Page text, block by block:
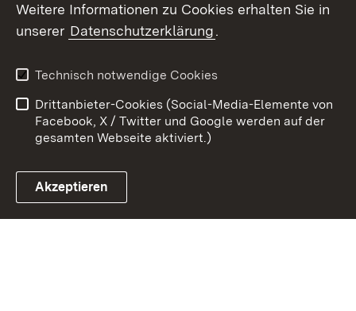
Link zum Landesportal
Kontakt
Datenschutz
Barrierefreiheit
Impressum Cookies
Weitere Informationen zu Cookies erhalten Sie in
unserer Datenschutzerklärung.
Technisch notwendige Cookies
Drittanbieter-Cookies (Social-Media-Elemente von
Facebook, X / Twitter und Google werden auf der
gesamten Webseite aktiviert.)
Akzeptieren